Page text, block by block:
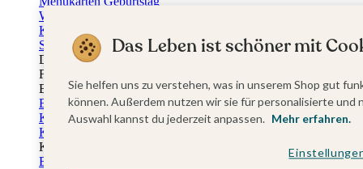
Weinetiketten Geburtstag
Kartenbox Geburtstag
Save the Date Karten
Dankeskarten Geburtstag
Fotobuch Geburtstag
Eventplattform
Einladungskarten Kindergeburtstag
Kindergeburtstag Jungen
Kindergeburtstag Mädchen
Kindergeburtstag Unisex
Einladungskarten 1. Geburtstag
Das Leben ist schöner mit
Sie helfen uns zu verstehen, was in unserem Shop gut
können. Außerdem nutzen wir sie für personalisierte
Auswahl kannst du jederzeit anpassen. Mehr erfahren.